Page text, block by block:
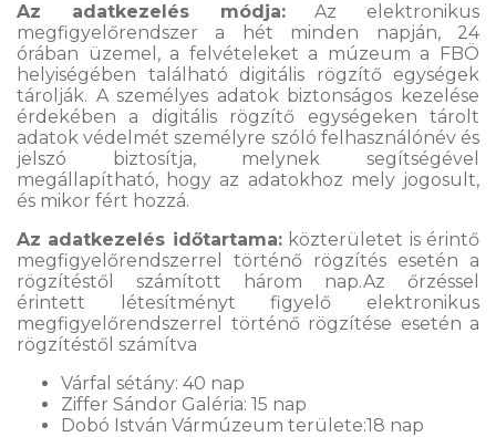
Az adatkezelés módja:Az elektronikus
megfigyelőrendszer a hét minden napján, 24
órában üzemel, a felvételeket a múzeum a FBÖ
helyiségében található digitális rögzítő egységek
tárolják. A személyes adatok biztonságos kezelése
érdekében a digitális rögzítő egységeken tárolt
adatok védelmét személyre szóló felhasználónév és
jelszó biztosítja, melynek segítségével
megállapítható, hogy az adatokhoz mely jogosult,
és mikor fért hozzá.
Az adatkezelés időtartama:közterületet is érintő
megfigyelőrendszerrel történő rögzítés esetén a
rögzítéstől számított három nap.Az őrzéssel
érintett létesítményt figyelő elektronikus
megfigyelőrendszerrel történő rögzítése esetén a
rögzítéstől számítva
Várfal sétány: 40 nap
Ziffer Sándor Galéria: 15 nap
Dobó István Vármúzeum területe:18 nap